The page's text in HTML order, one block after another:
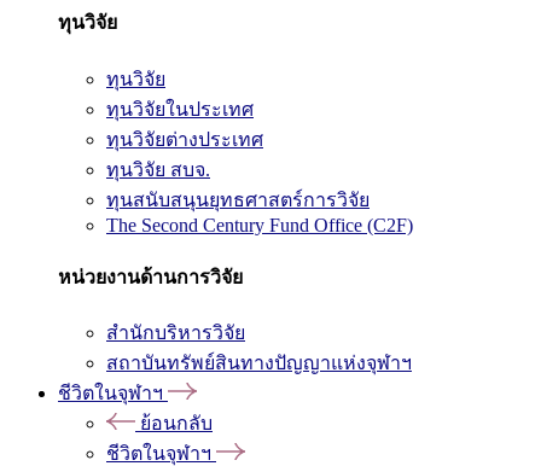
ทุนวิจัย
ทุนวิจัย
ทุนวิจัยในประเทศ
ทุนวิจัยต่างประเทศ
ทุนวิจัย สบจ.
ทุนสนับสนุนยุทธศาสตร์การวิจัย
The Second Century Fund Office (C2F)
หน่วยงานด้านการวิจัย
สำนักบริหารวิจัย
สถาบันทรัพย์สินทางปัญญาแห่งจุฬาฯ
ชีวิตในจุฬาฯ
ย้อนกลับ
ชีวิตในจุฬาฯ